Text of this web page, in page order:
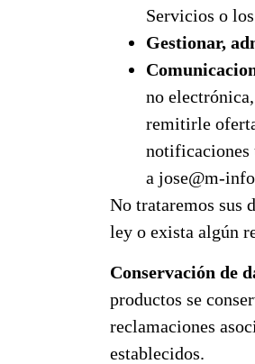
Servicios o
Gestionar,
no
remitirle
notificaciones
a jose@m-
No trataremos sus
ley o exista algún
Conservación de
productos se
reclamaciones
establecidos.